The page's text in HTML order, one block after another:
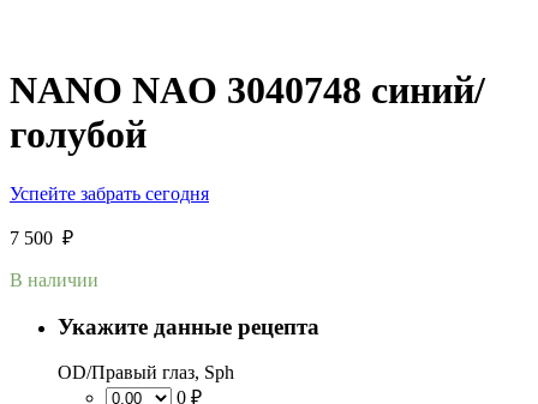
NANO NAO 3040748 синий/
голубой
Успейте забрать сегодня
7 500 ₽
В наличии
Укажите данные рецепта
OD/Правый глаз, Sph
0 ₽